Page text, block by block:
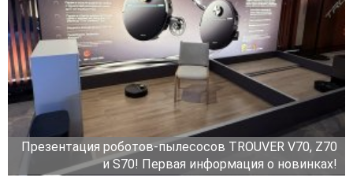
Презентация роботов-пылесосов TROUVER V70, Z70
и S70! Первая информация о новинках!